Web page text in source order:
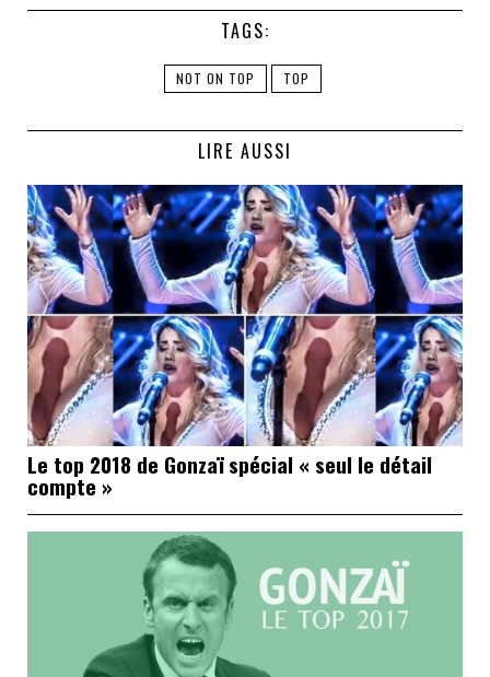
TAGS:
NOT ON TOP TOP
LIRE AUSSI
Le top 2018 de Gonzaï spécial « seul le détail
compte »